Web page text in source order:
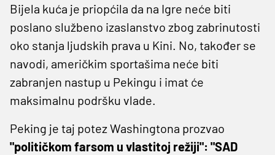
Bijela kuća je priopćila da na Igre neće biti
poslano službeno izaslanstvo zbog zabrinutosti
oko stanja ljudskih prava u Kini. No, također se
navodi, američkim sportašima neće biti
zabranjen nastup u Pekingu i imat će
maksimalnu podršku vlade.
Peking je taj potez Washingtona prozvao
"političkom farsom u vlastitoj režiji": "SAD